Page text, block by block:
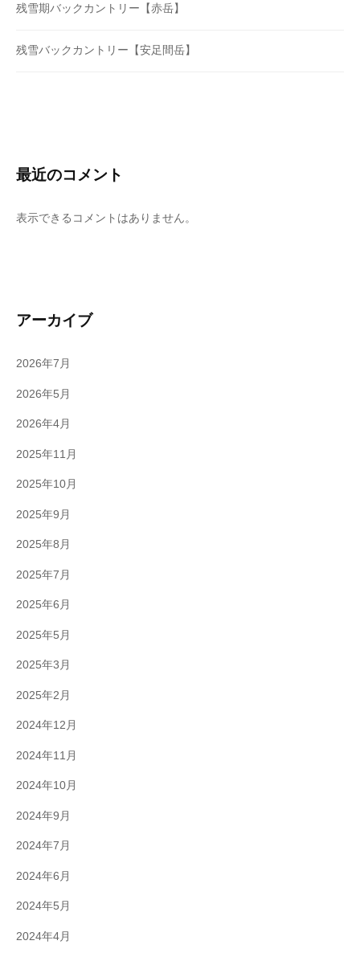
残雪期バックカントリー【赤岳】
残雪バックカントリー【安足間岳】
最近のコメント
表示できるコメントはありません。
アーカイブ
2026年7月
2026年5月
2026年4月
2025年11月
2025年10月
2025年9月
2025年8月
2025年7月
2025年6月
2025年5月
2025年3月
2025年2月
2024年12月
2024年11月
2024年10月
2024年9月
2024年7月
2024年6月
2024年5月
2024年4月